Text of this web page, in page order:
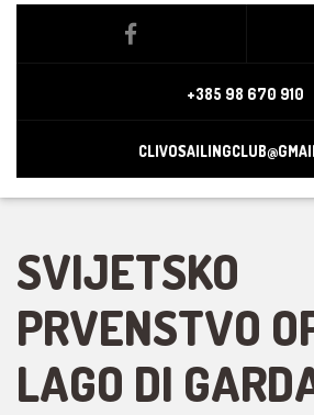
+385 98 670 910
SVIJETSKO
PRVENSTVO
LAGO DI